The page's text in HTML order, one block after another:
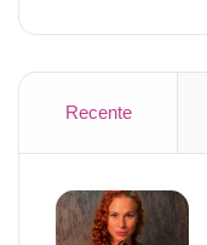
Recente